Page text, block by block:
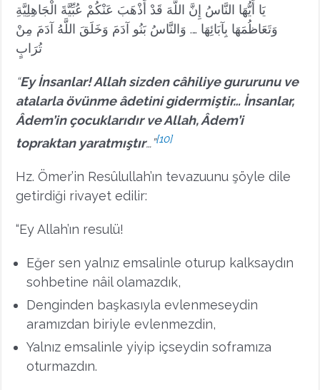
يَا أَيُّهَا النَّاسُ إِنَّ اللَّهَ قَدْ أَذْهَبَ عَنْكُمْ عُبِّيَّةَ الْجَاهِلِيَّةِ
وَتَعَاظُمَهَا بِآبَائِهَا …. وَالنَّاسُ بَنُو آدَمَ وَخَلَقَ اللَّهُ آدَمَ مِنْ
تُرَابٍ
“Ey İnsanlar! Allah sizden câhiliye gururunu ve
atalarla övünme âdetini gidermiştir… İnsanlar,
Âdem’in çocuklarıdır ve Allah, Âdem’i
topraktan yaratmıştır…”[10]
Hz. Ömer’in Resûlullah’ın tevazuunu şöyle dile
getirdiği rivayet edilir:
“Ey Allah’ın resulü!
Eğer sen yalnız emsalinle oturup kalksaydın
sohbetine nâil olamazdık,
Denginden başkasıyla evlenmeseydin
aramızdan biriyle evlenmezdin,
Yalnız emsalinle yiyip içseydin soframıza
oturmazdın.